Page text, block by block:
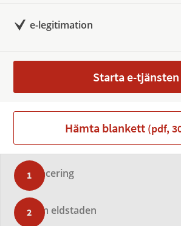
e-legitimation
Starta e-tjänsten
Hämta blankett(pdf,
Placering
Om eldstaden